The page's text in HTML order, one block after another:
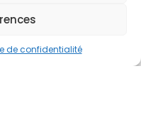
de confidentialité